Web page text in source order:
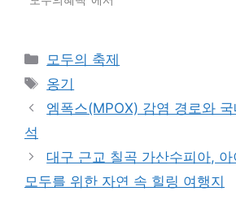
Categories
모두의 축제
Tags
옹기
엠폭스(MPOX) 감염 경로와
석
대구 근교 칠곡 가산수피아,
모두를 위한 자연 속 힐링 여행지